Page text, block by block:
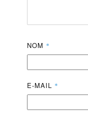
NOM *
E-MAIL *